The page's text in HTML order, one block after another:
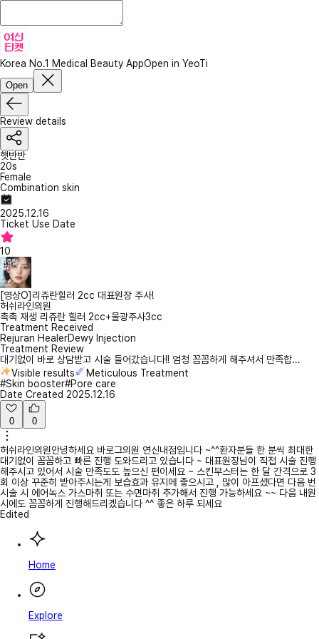
Korea No.1 Medical Beauty AppOpen in YeoTi
Open
Review details
햇반반
20s
Female
Combination skin
2025.12.16
Ticket Use Date
10
[영상O]리쥬란힐러 2cc 대표원장 주사!
허쉬라인의원
촉촉 재생 리쥬란 힐러 2cc+물광주사3cc
Treatment Received
Rejuran HealerDewy Injection
Treatment Review
대기없이 바로 상담받고 시술 들어갔습니다!! 엄청 꼼꼼하게 해주셔서 만족합...
Visible results
Meticulous Treatment
#Skin booster#Pore care
Date Created 2025.12.16
0 0
허쉬라인의원안녕하세요 바로그의원 연신내점입니다 ~^^환자분들 한 분씩 최대한
대기없이 꼼꼼하고 빠른 진행 도와드리고 있습니다 ~ 대표원장님이 직접 시술 진행
해주시고 있어서 시술 만족도도 높으신 편이세요 ~ 스킨부스터는 한 달 간격으로 3
회 이상 꾸준히 받아주시는게 보습효과 유지에 좋으시고 , 많이 아프셨다면 다음 번
시술 시 에어녹스 가스마취 또는 수면마취 추가해서 진행 가능하세요 ~~ 다음 내원
시에도 꼼꼼하게 진행해드리겠습니다 ^^ 좋은 하루 되세요
Edited
Home
Explore